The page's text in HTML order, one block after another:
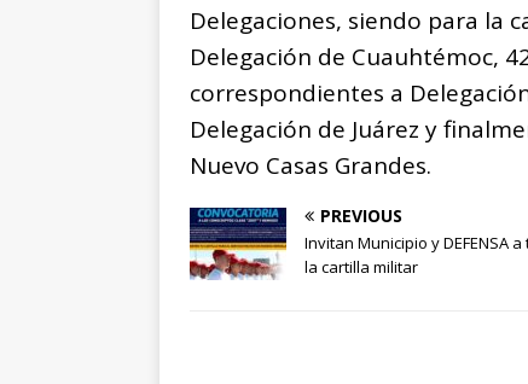
Delegaciones, siendo para la
Delegación de Cuauhtémoc,
correspondientes a
Delegación de Juárez y
Nuevo Casas Grandes.
PREVIOUS
Invitan Municipio y DEFENSA
la cartilla militar